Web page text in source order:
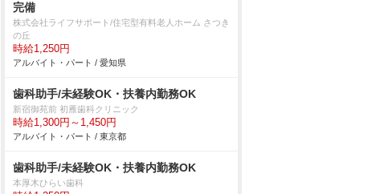
完備
株式会社ライフサポート/住宅型有料老人ホーム さつき
の丘
時給1,250円
アルバイト・パート / 愛知県
歯科助手/未経験OK・扶養内勤務OK
新宿御苑前 初雁歯科クリニック
時給1,300円～1,450円
アルバイト・パート / 東京都
歯科助手/未経験OK・扶養内勤務OK
本厚木ひらい歯科